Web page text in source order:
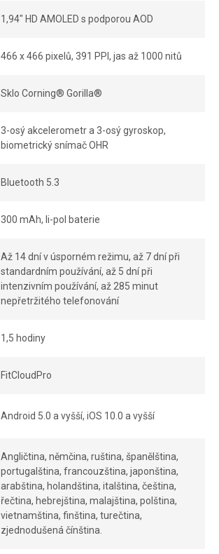
1,94" HD AMOLED s podporou AOD
466 x 466 pixelů, 391 PPI, jas až 1000 nitů
Sklo Corning® Gorilla®
3-osý akcelerometr a 3-osý gyroskop,
biometrický snímač OHR
Bluetooth 5.3
300 mAh, li-pol baterie
Až 14 dní v úsporném režimu, až 7 dní při
standardním používání, až 5 dní při
intenzivním používání, až 285 minut
nepřetržitého telefonování
1,5 hodiny
FitCloudPro
Android 5.0 a vyšší, iOS 10.0 a vyšší
Angličtina, němčina, ruština, španělština,
portugalština, francouzština, japonština,
arabština, holandština, italština, čeština,
řečtina, hebrejština, malajština, polština,
vietnamština, finština, turečtina,
zjednodušená čínština.